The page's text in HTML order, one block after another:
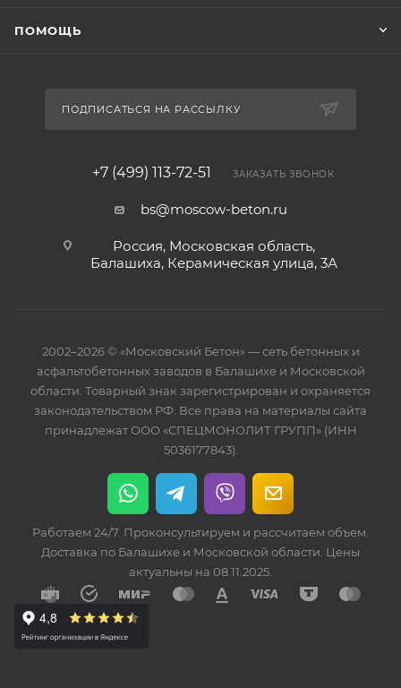
ПОМОЩЬ
ПОДПИСАТЬСЯ НА РАССЫЛКУ
+7 (499) 113-72-51 ЗАКАЗАТЬ ЗВОНОК
bs@moscow-beton.ru
Россия, Московская область,
Балашиха, Керамическая улица, 3А
2002–2026 © «Московский Бетон» — сеть бетонных и
асфальтобетонных заводов в Балашихе и Московской
области. Товарный знак зарегистрирован и охраняется
законодательством РФ. Все права на материалы сайта
принадлежат ООО «СПЕЦМОНОЛИТ ГРУПП» (ИНН
5036177843).
Работаем 24/7. Проконсультируем и рассчитаем объем.
Доставка по Балашихе и Московской области. Цены
актуальны на 08.11.2025.